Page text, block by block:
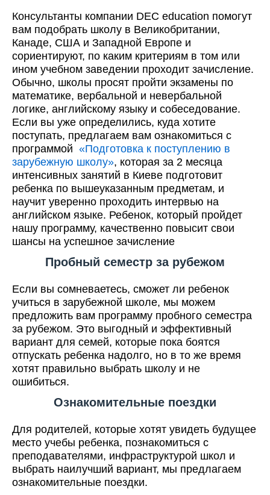
Консультанты компании DEC education помогут
вам подобрать школу в Великобритании,
Канаде, США и Западной Европе и
сориентируют, по каким критериям в том или
ином учебном заведении проходит зачисление.
Обычно, школы просят пройти экзамены по
математике, вербальной и невербальной
логике, английскому языку и собеседование.
Если вы уже определились, куда хотите
поступать, предлагаем вам ознакомиться с
программой «Подготовка к поступлению в
зарубежную школу», которая за 2 месяца
интенсивных занятий в Киеве подготовит
ребенка по вышеуказанным предметам, и
научит уверенно проходить интервью на
английском языке. Ребенок, который пройдет
нашу программу, качественно повысит свои
шансы на успешное зачисление
Пробный семестр за рубежом
Если вы сомневаетесь, сможет ли ребенок
учиться в зарубежной школе, мы можем
предложить вам программу пробного семестра
за рубежом. Это выгодный и эффективный
вариант для семей, которые пока боятся
отпускать ребенка надолго, но в то же время
хотят правильно выбрать школу и не
ошибиться.
Ознакомительные поездки
Для родителей, которые хотят увидеть будущее
место учебы ребенка, познакомиться с
преподавателями, инфраструктурой школ и
выбрать наилучший вариант, мы предлагаем
ознакомительные поездки.